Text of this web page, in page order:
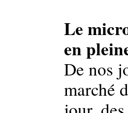
Le
en
De nos
marché